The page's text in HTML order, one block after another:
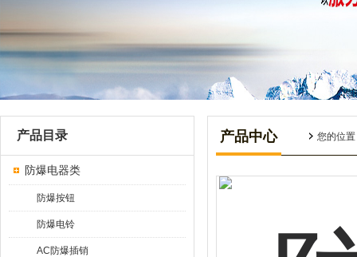
产品目录
防爆电器类
防爆按钮
防爆电铃
AC防爆插销
产品中心 您的位